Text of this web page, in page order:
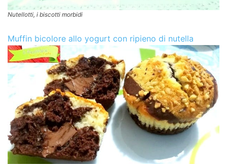
Nutellotti, i biscotti morbidi
Muffin bicolore allo yogurt con ripieno di nutella